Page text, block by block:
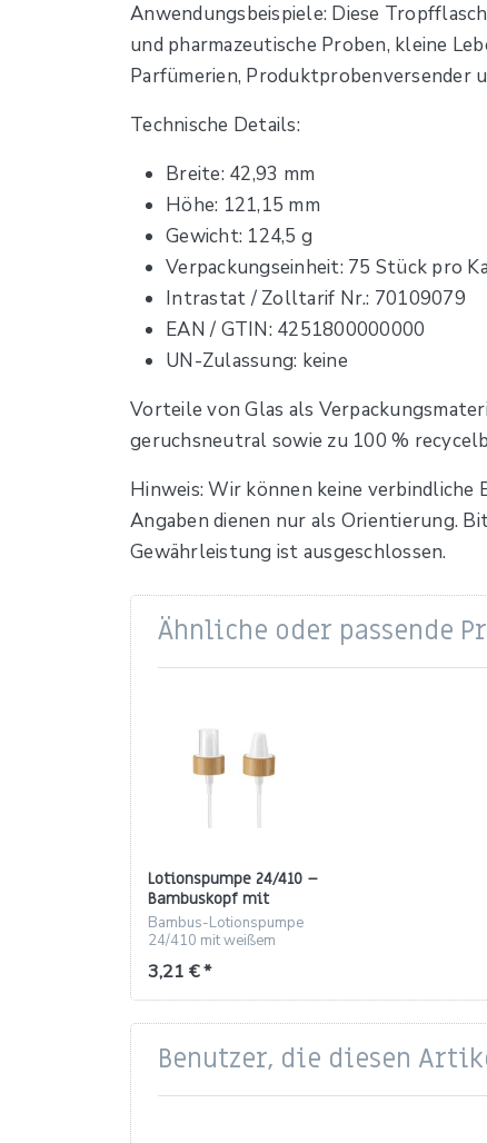
Anwendungsbeispiele: Diese
und pharmazeutische Proben, kleine
Parfümerien, Produktprobenversender
Technische Details:
Breite: 42,93 mm
Höhe: 121,15 mm
Gewicht: 124,5 g
Verpackungseinheit: 75 Stück pro
Intrastat / Zolltarif Nr.: 70109079
EAN / GTIN: 4251800000000
UN-Zulassung: keine
Vorteile von Glas als
geruchsneutral sowie zu 100 %
Hinweis: Wir können keine
Angaben dienen nur als Orientierung.
Gewährleistung ist ausgeschlossen.
Ähnliche oder passende
Lotionspumpe 24/410 –
Bambuskopf mit
weißem kurzem
Schnabel und klarer
Überkappe
Bambus-Lotionspumpe
24/410 mit weißem
klarer Schutzkappe für
3,21 € *
Benutzer, die diesen